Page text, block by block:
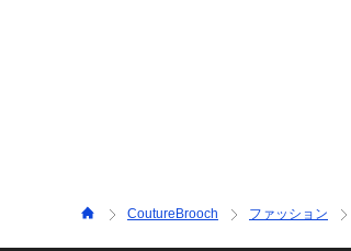
CoutureBrooch ファッション